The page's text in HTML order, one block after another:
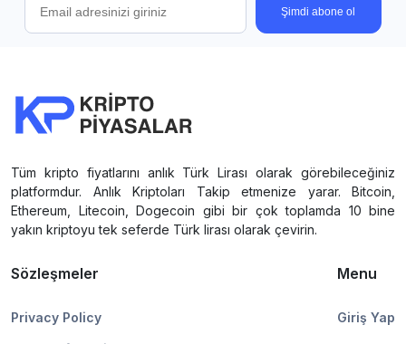
Şimdi abone ol
Tüm kripto fiyatlarını anlık Türk Lirası olarak görebileceğiniz
platformdur. Anlık Kriptoları Takip etmenize yarar. Bitcoin,
Ethereum, Litecoin, Dogecoin gibi bir çok toplamda 10 bine
yakın kriptoyu tek seferde Türk lirası olarak çevirin.
Sözleşmeler
Privacy Policy
Menu
Giriş Yap